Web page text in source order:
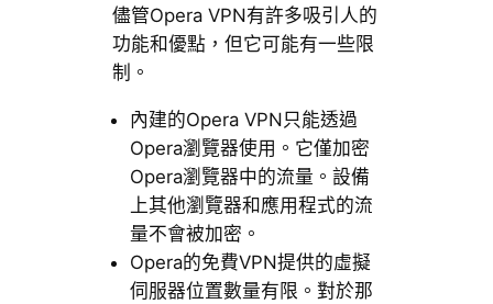
儘管Opera VPN有許多吸引人的
功能和優點，但它可能有一些限
制。
內建的Opera VPN只能透過
Opera瀏覽器使用。它僅加密
Opera瀏覽器中的流量。設備
上其他瀏覽器和應用程式的流
量不會被加密。
Opera的免費VPN提供的虛擬
伺服器位置數量有限。對於那